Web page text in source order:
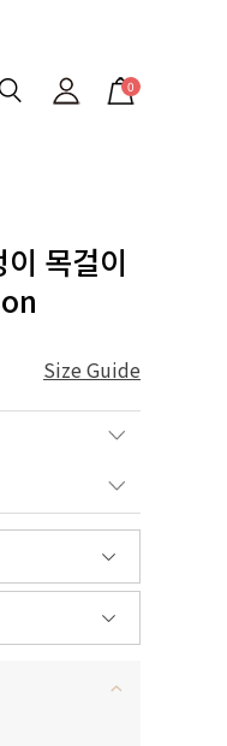
0
목걸이
Size Guide